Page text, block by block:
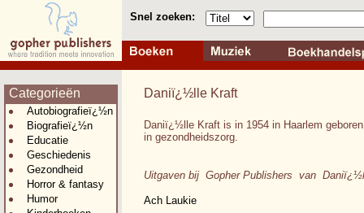
Snel zoeken:
Categorieën
Autobiografieï¿½n
Biografieï¿½n
Educatie
Geschiedenis
Gezondheid
Horror & fantasy
Humor
Daniï¿½lle Kraft
Daniï¿½lle Kraft is in 1954 in Haarlem
in gezondheidszorg.
Uitgaven bij Gopher Publishers van
Ach Laukie